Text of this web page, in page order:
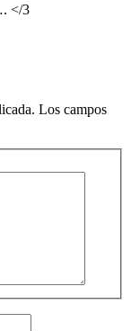
</3
Los campos